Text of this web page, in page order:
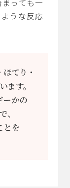
っても一
うな反応
てり・
ます。
ーかの
、
とを